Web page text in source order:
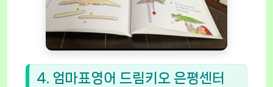
4. 엄마표영어 드림키오 은평센터